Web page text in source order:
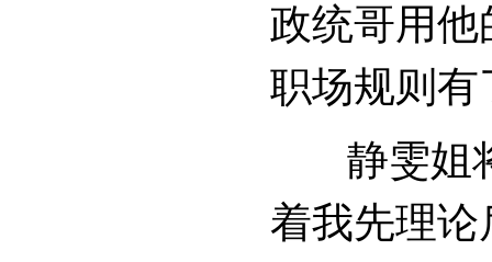
政统哥用
职场规则
静雯姐将
着我先理